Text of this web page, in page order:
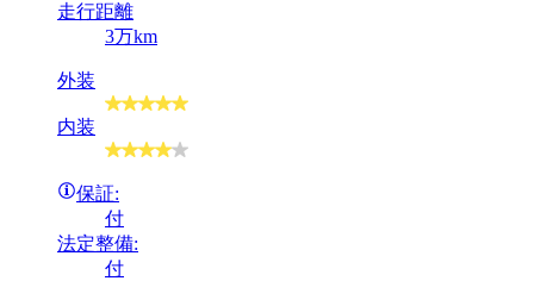
走行距離
3万km
外装
内装
保証:
付
法定整備:
付